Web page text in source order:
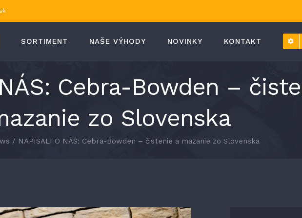
SORTIMENT NAŠE VÝHODY NOVINKY KONTAKT
Cebra-Bowden –
zo Slovenska
/ NAPÍSALI O NÁS: Cebra-Bowden – čistenie a mazanie zo Slovenska